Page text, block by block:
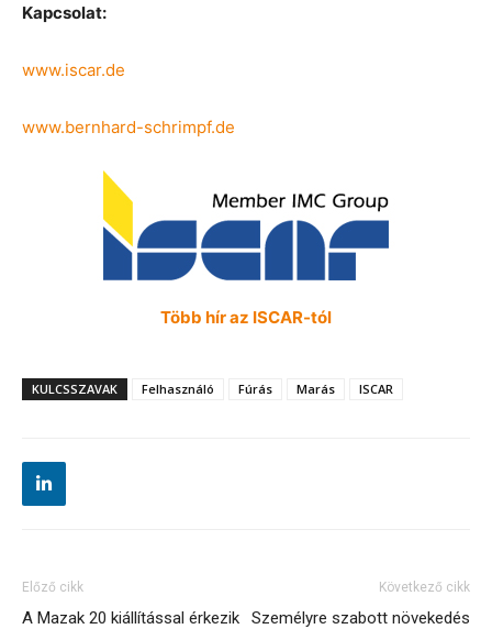
Kapcsolat:
www.iscar.de
www.bernhard-schrimpf.de
Több hír az ISCAR-tól
KULCSSZAVAK Felhasználó Fúrás Marás ISCAR
Előző cikk
A Mazak 20 kiállítással érkezik
Következő cikk
Személyre szabott növekedés